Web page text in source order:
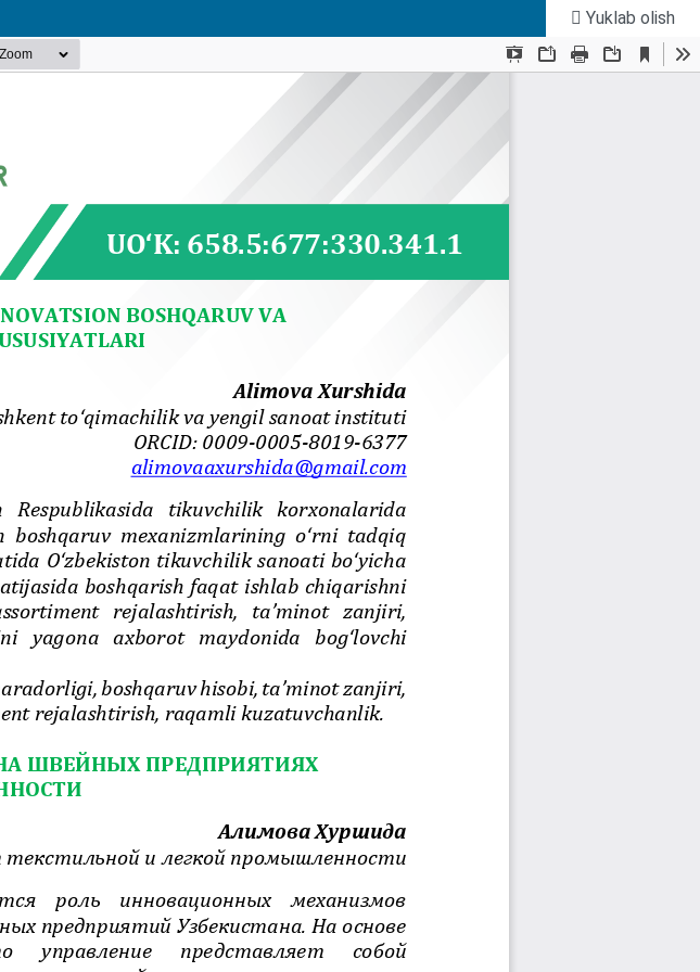
Yuklab olish